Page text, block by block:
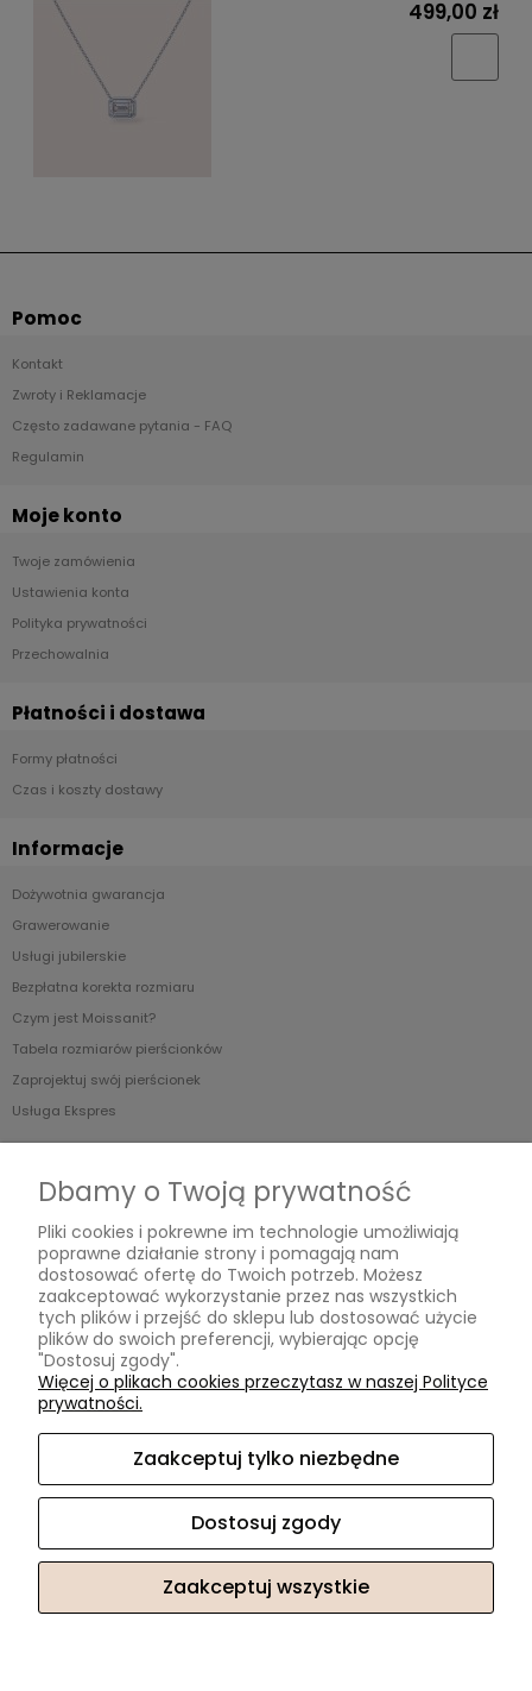
499,00 zł
Pomoc
Kontakt
Zwroty i Reklamacje
Często zadawane pytania - FAQ
Regulamin
Moje konto
Twoje zamówienia
Ustawienia konta
Polityka prywatności
Przechowalnia
Płatności i dostawa
Formy płatności
Czas i koszty dostawy
Informacje
Dożywotnia gwarancja
Grawerowanie
Usługi jubilerskie
Bezpłatna korekta rozmiaru
Czym jest Moissanit?
Tabela rozmiarów pierścionków
Zaprojektuj swój pierścionek
Usługa Ekspres
O Nas
MOISSANIT.PL
Pn-Pt w godzinach 11.00-17.00 (po wcześniejszym umówieniu)
ul. Swarzewska 58 lok.3
01-821 Warszawa
Obsługa Klienta
sklep@moissanit.pl
Dbamy o Twoją prywatność
Pliki cookies i pokrewne im technologie umożliwiają
poprawne działanie strony i pomagają nam
dostosować ofertę do Twoich potrzeb. Możesz
zaakceptować wykorzystanie przez nas wszystkich
tych plików i przejść do sklepu lub dostosować użycie
plików do swoich preferencji, wybierając opcję
"Dostosuj zgody".
Więcej o plikach cookies przeczytasz w naszej Polityce
prywatności.
Zaakceptuj tylko niezbędne
Dostosuj zgody
Zaakceptuj wszystkie